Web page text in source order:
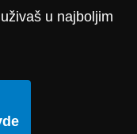
u najboljim